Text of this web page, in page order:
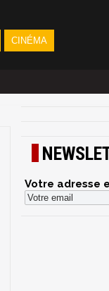
CINÉMA
Votre adresse